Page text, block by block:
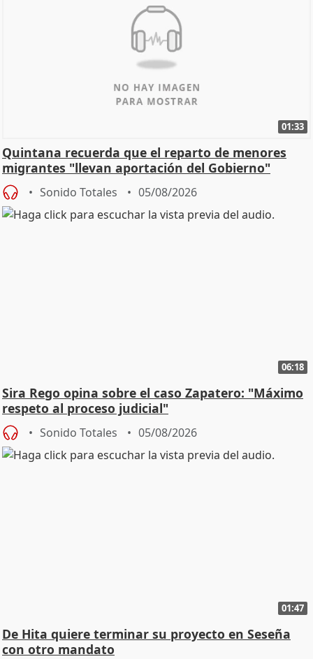
01:33
Quintana recuerda que el reparto de menores
migrantes "llevan aportación del Gobierno"
central
Sonido Totales 05/08/2026
06:18
Sira Rego opina sobre el caso Zapatero: "Máximo
respeto al proceso judicial"
Sonido Totales 05/08/2026
01:47
De Hita quiere terminar su proyecto en Seseña
con otro mandato